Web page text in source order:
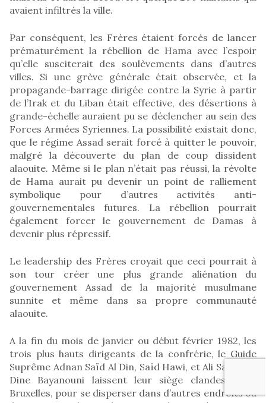
avaient infiltrés la ville.
Par conséquent, les Frères étaient forcés de lancer
prématurément la rébellion de Hama avec l’espoir
qu’elle susciterait des soulèvements dans d’autres
villes. Si une grève générale était observée, et la
propagande-barrage dirigée contre la Syrie à partir
de l’Irak et du Liban était effective, des désertions à
grande-échelle auraient pu se déclencher au sein des
Forces Armées Syriennes. La possibilité existait donc,
que le régime Assad serait forcé à quitter le pouvoir,
malgré la découverte du plan de coup dissident
alaouite. Même si le plan n’était pas réussi, la révolte
de Hama aurait pu devenir un point de ralliement
symbolique pour d’autres activités anti-
gouvernementales futures. La rébellion pourrait
également forcer le gouvernement de Damas à
devenir plus répressif.
Le leadership des Frères croyait que ceci pourrait à
son tour créer une plus grande aliénation du
gouvernement Assad de la majorité musulmane
sunnite et même dans sa propre communauté
alaouite.
A la fin du mois de janvier ou début février 1982, les
trois plus hauts dirigeants de la confrérie, le Guide
Suprême Adnan Saïd Al Din, Saïd Hawi, et Ali Sadr Ad-
Dine Bayanouni laissent leur siège clandestin de
Bruxelles, pour se disperser dans d’autres endroits où